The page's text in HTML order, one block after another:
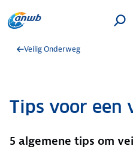
Veilig Onderweg
Tips voor een
5 algemene tips om